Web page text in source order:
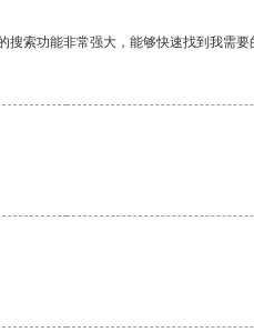
索功能非常强大，能够快速找到我需要